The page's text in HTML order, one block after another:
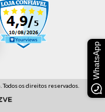
WhatsApp
os direitos reservados.